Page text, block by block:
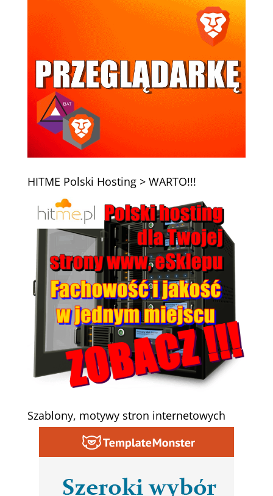
HITME Polski Hosting > WARTO!!!
Szablony, motywy stron internetowych